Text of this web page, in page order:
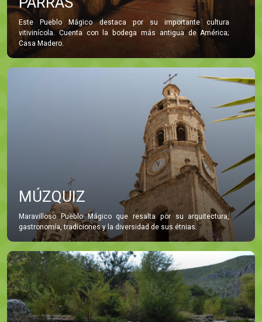
Este Pueblo Mágico destaca por su importante cultura
vitivinícola. Cuenta con la bodega más antigua de América;
Casa Madero.
MÚZQUIZ
Maravilloso Pueblo Mágico que resalta por su arquitectura,
gastronomía, tradiciones y la diversidad de sus étnias.